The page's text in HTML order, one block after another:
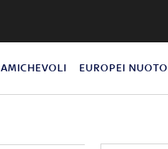
AMICHEVOLI EUROPEI NUOTO